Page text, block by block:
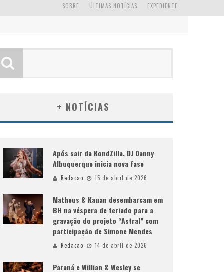
EXPEDIENTE
ÚLTIMAS NOTÍCIAS
SOBRE
+ NOTÍCIAS
Após sair da KondZilla, DJ Danny
Albuquerque inicia nova fase
Redacao 15 de abril de 2026
Matheus & Kauan desembarcam em
BH na véspera de feriado para a
gravação do projeto “Astral” com
participação de Simone Mendes
Redacao 14 de abril de 2026
Paraná e Willian & Wesley se